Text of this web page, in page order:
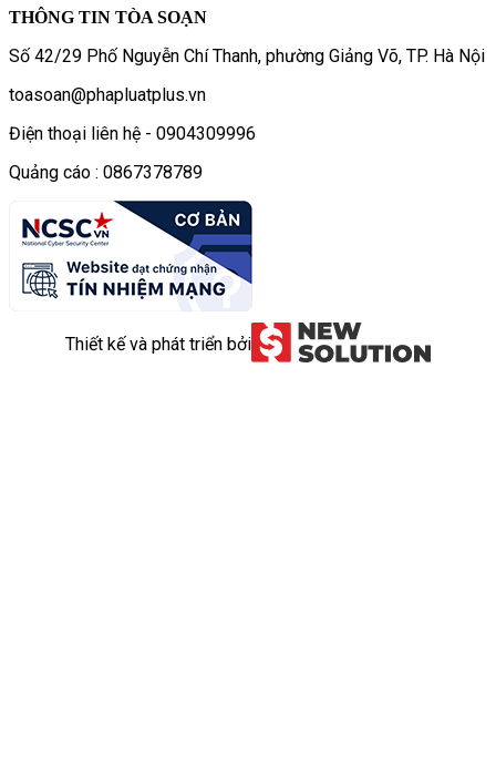
THÔNG TIN TÒA SOẠN
Số 42/29 Phố Nguyễn Chí Thanh, phường Giảng Võ, TP. Hà Nội
toasoan@phapluatplus.vn
Điện thoại liên hệ - 0904309996
Quảng cáo : 0867378789
Thiết kế và phát triển bởi